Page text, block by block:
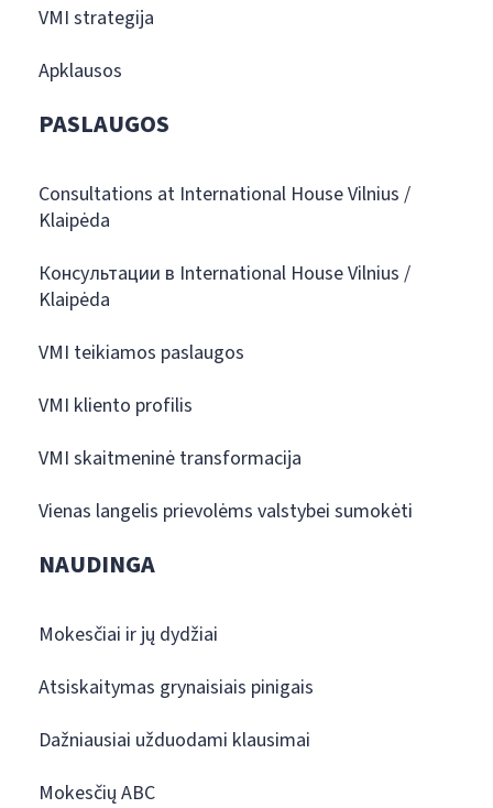
VMI strategija
Apklausos
PASLAUGOS
Consultations at International House Vilnius /
Klaipėda
Консультации в International House Vilnius /
Klaipėda
VMI teikiamos paslaugos
VMI kliento profilis
VMI skaitmeninė transformacija
Vienas langelis prievolėms valstybei sumokėti
NAUDINGA
Mokesčiai ir jų dydžiai
Atsiskaitymas grynaisiais pinigais
Dažniausiai užduodami klausimai
Mokesčių ABC